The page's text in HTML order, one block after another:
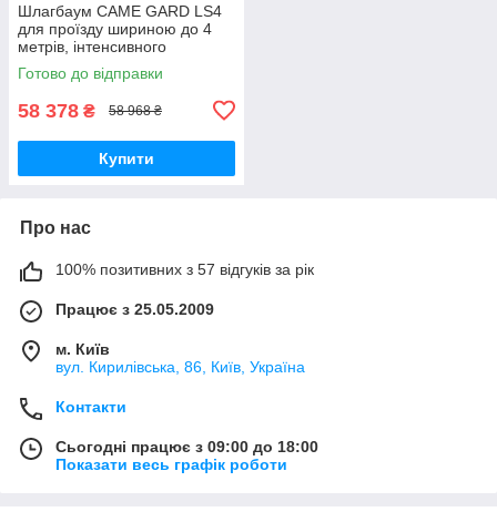
Шлагбаум CAME GARD LS4
для проїзду шириною до 4
метрів, інтенсивного
використання
Готово до відправки
58 378 ₴ 58 968 ₴
Купити
Про нас
100% позитивних з 57 відгуків за рік
Працює з 25.05.2009
м. Київ
вул. Кирилівська, 86, Київ, Україна
Контакти
Сьогодні працює з 09:00 до 18:00
Показати весь графік роботи